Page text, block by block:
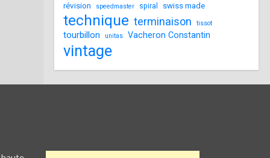
révision speedmaster spiral swiss made
technique terminaison tissot
tourbillon unitas Vacheron Constantin
vintage